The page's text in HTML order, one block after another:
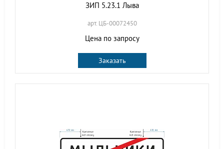
ЗИП 5.23.1 Лыва
арт. ЦБ-00072450
Цена по запросу
Заказать